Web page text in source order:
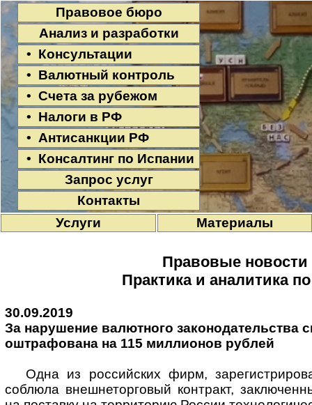
Правовое бюро
Анализ и разработки
• Консультации
• Валютный контроль
• Счета за рубежом
• Налоги в РФ
• Антисанкции РФ
• Консалтинг по Испании
Запрос услуг
Контакты
Услуги
Материалы
Правовые новости
Практика и аналитика
30.09.2019
За нарушение валютного законодательства
оштрафована на 115 миллионов рублей
Одна из российских фирм,
соблюла внешнеторговый контракт,